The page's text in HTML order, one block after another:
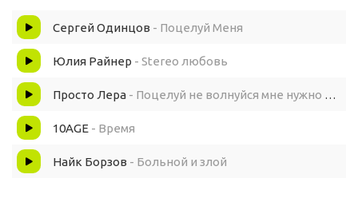
Сергей Одинцов - Поцелуй Меня
Юлия Райнер - Stereo любовь
Просто Лера - Поцелуй не волнуйся мне нужно чувства
10AGE - Время
Найк Борзов - Больной и злой